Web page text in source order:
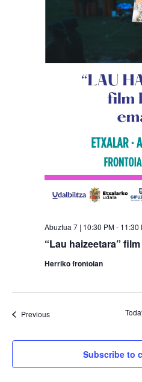
“Lau haizeetara”
Abuztua 7 | 10:30 PM- 11:30
Herriko frontoian
PreviousEvents
Subscribe to